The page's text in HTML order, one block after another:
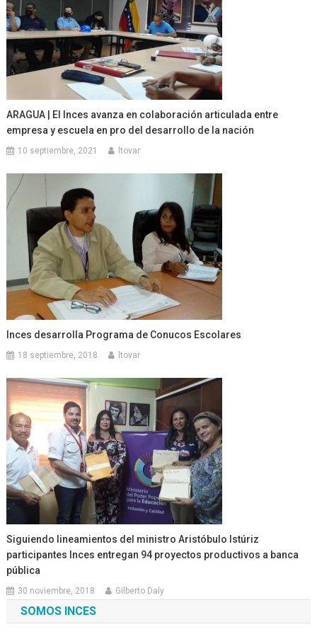
ARAGUA | El Inces avanza en colaboración articulada entre
empresa y escuela en pro del desarrollo de la nación
10 septiembre, 2021 ltovar
Inces desarrolla Programa de Conucos Escolares
18 septiembre, 2018 ltovar
Siguiendo lineamientos del ministro Aristóbulo Istúriz
participantes Inces entregan 94 proyectos productivos a banca
pública
30 noviembre, 2018 Gilberto Daly
SOMOS INCES